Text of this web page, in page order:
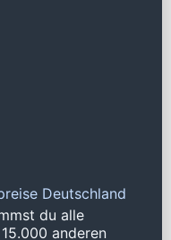
Deutschland
du alle
anderen